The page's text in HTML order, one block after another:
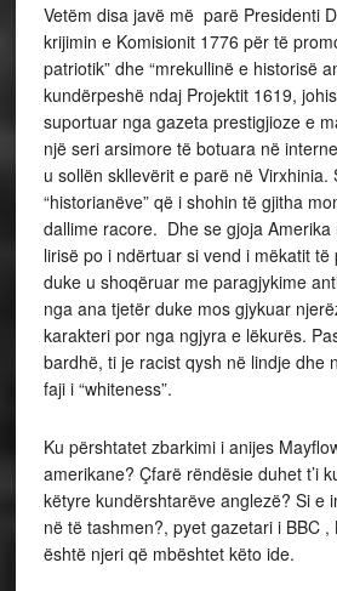
Vetëm disa javë më parë Presidenti
krijimin e Komisionit 1776 për të
patriotik” dhe “mrekullinë e historisë
kundërpeshë ndaj Projektit 1619,
suportuar nga gazeta prestigjioze e
një seri arsimore të botuara në
u sollën skllevërit e parë në Virxhinia.
“historianëve” që i shohin të gjitha
dallime racore. Dhe se gjoja Amerika
lirisë po i ndërtuar si vend i mëkatit
duke u shoqëruar me paragjykime
nga ana tjetër duke mos gjykuar
karakteri por nga ngjyra e lëkurës.
bardhë, ti je racist qysh në lindje dhe
faji i “whiteness”.
Ku përshtatet zbarkimi i anijes
amerikane? Çfarë rëndësie duhet t’i
këtyre kundërshtarëve anglezë? Si e
në të tashmen?, pyet gazetari i BBC ,
është njeri që mbështet këto ide.